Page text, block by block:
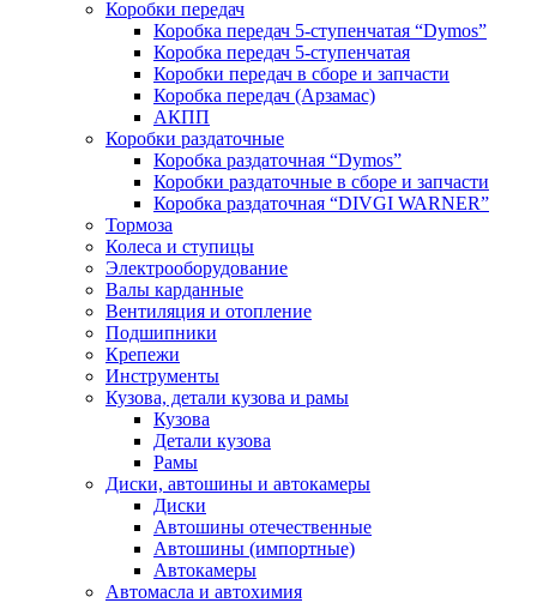
Коробки передач
Коробка передач 5-ступенчатая “Dymos”
Коробка передач 5-ступенчатая
Коробки передач в сборе и запчасти
Коробка передач (Арзамас)
АКПП
Коробки раздаточные
Коробка раздаточная “Dymos”
Коробки раздаточные в сборе и запчасти
Коробка раздаточная “DIVGI WARNER”
Тормоза
Колеса и ступицы
Электрооборудование
Валы карданные
Вентиляция и отопление
Подшипники
Крепежи
Инструменты
Кузова, детали кузова и рамы
Кузова
Детали кузова
Рамы
Диски, автошины и автокамеры
Диски
Автошины отечественные
Автошины (импортные)
Автокамеры
Автомасла и автохимия